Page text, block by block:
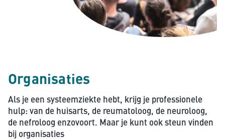
Organisaties
Als je een systeemziekte hebt, krijg je professionele
hulp: van de huisarts, de reumatoloog, de neuroloog,
de nefroloog enzovoort. Maar je kunt ook steun vinden
bij organisaties